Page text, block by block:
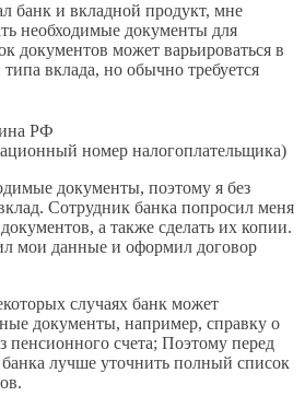
банк и вкладной продукт, мне
необходимые документы для
документов может варьироваться в
вклада, но обычно требуется
РФ
номер налогоплательщика)
документы, поэтому я без
Сотрудник банка попросил меня
а также сделать их копии.
мои данные и оформил договор
случаях банк может
документы, например, справку о
пенсионного счета; Поэтому перед
лучше уточнить полный список